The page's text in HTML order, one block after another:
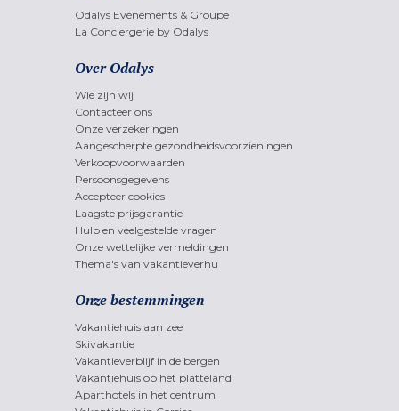
Odalys Evènements & Groupe
La Conciergerie by Odalys
Over Odalys
Wie zijn wij
Contacteer ons
Onze verzekeringen
Aangescherpte gezondheidsvoorzieningen
Verkoopvoorwaarden
Persoonsgegevens
Accepteer cookies
Laagste prijsgarantie
Hulp en veelgestelde vragen
Onze wettelijke vermeldingen
Thema's van vakantieverhu
Onze bestemmingen
Vakantiehuis aan zee
Skivakantie
Vakantieverblijf in de bergen
Vakantiehuis op het platteland
Aparthotels in het centrum